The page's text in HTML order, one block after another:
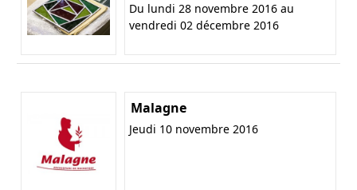
Du lundi 28 novembre 2016 au
vendredi 02 décembre 2016
Malagne
Jeudi 10 novembre 2016